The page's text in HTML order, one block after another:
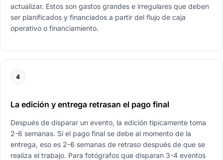
actualizar. Estos son gastos grandes e irregulares que deben
ser planificados y financiados a partir del flujo de caja
operativo o financiamiento.
4
La edición y entrega retrasan el pago final
Después de disparar un evento, la edición típicamente toma
2-6 semanas. Si el pago final se debe al momento de la
entrega, eso es 2-6 semanas de retraso después de que se
realiza el trabajo. Para fotógrafos que disparan 3-4 eventos